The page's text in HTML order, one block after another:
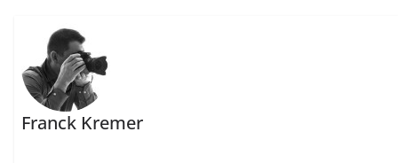
Franck Kremer